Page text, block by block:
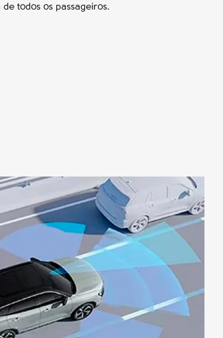
todos os passageiros.